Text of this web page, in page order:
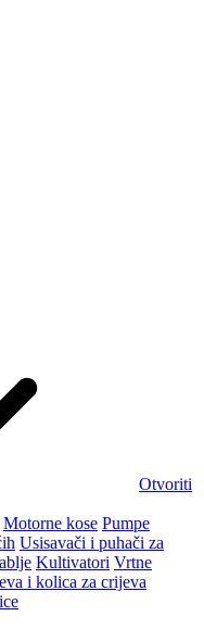
Otvoriti
Motorne kose Pumpe
Usisavači i puhači za
Kultivatori Vrtne
i kolica za crijeva